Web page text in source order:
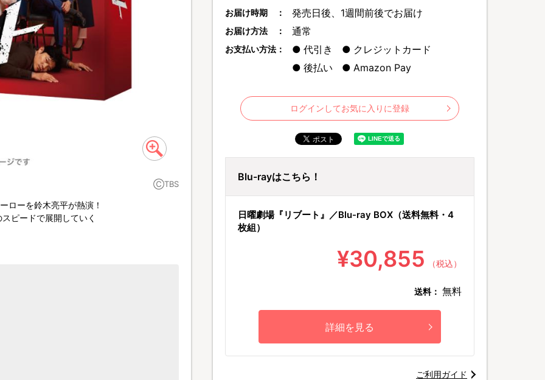
ⒸTBS
ローを鈴木亮平が熱演！
ピードで展開していく
お届け時期 ： 発売日後、1週間前後でお届け
お届け方法 ： 通常
お支払い方法： 代引き
クレジットカード
後払い
Amazon Pay
ログインしてお気に入りに登録
Blu-rayはこちら！
日曜劇場『リブート』／Blu-ray BOX（送料無料・4
枚組）
¥30,855 （税込）
送料： 無料
詳細を見る
ご利用ガイド